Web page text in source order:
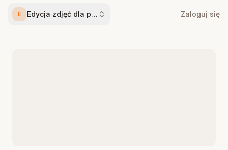
E Edycja zdjęć dla początkujących Zaloguj się